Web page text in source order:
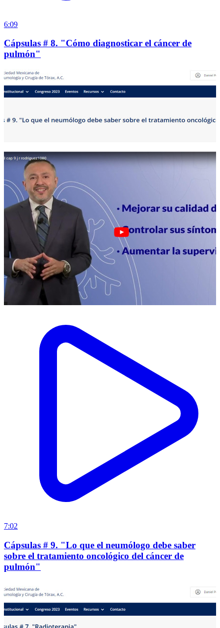
6:09
Cápsulas # 8. "Cómo diagnosticar el cáncer de
pulmón"
7:02
Cápsulas # 9. "Lo que el neumólogo debe saber
sobre el tratamiento oncológico del cáncer de
pulmón"